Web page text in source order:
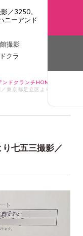
／3250。
ニーアンド
ドクランチHOME
東京都足立区より七五
七五三撮影／